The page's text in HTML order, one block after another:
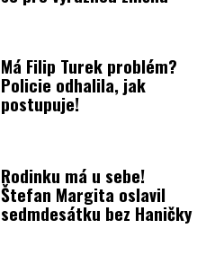
Má Filip Turek problém?
Policie odhalila, jak
postupuje!
Rodinku má u sebe!
Štefan Margita oslavil
sedmdesátku bez Haničky